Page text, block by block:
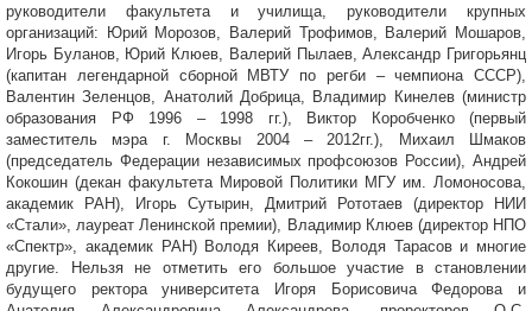
руководители факультета и училища, руководители крупных
организаций: Юрий Морозов, Валерий Трофимов, Валерий Мошаров,
Игорь Буланов, Юрий Клюев, Валерий Пылаев, Александр Григорьянц
(капитан легендарной сборной МВТУ по регби – чемпиона СССР),
Валентин Зеленцов, Анатолий Добрица, Владимир Кинелев (министр
образования РФ 1996 – 1998 гг.), Виктор Коробченко (первый
заместитель мэра г. Москвы 2004 – 2012гг.), Михаил Шмаков
(председатель Федерации независимых профсоюзов России), Андрей
Кокошин (декан факультета Мировой Политики МГУ им. Ломоносова,
академик РАН), Игорь Сутырин, Дмитрий Рототаев (директор НИИ
«Стали», лауреат Ленинской премии), Владимир Клюев (директор НПО
«Спектр», академик РАН) Володя Киреев, Володя Тарасов и многие
другие. Нельзя не отметить его большое участие в становлении
будущего ректора университета Игоря Борисовича Федорова и